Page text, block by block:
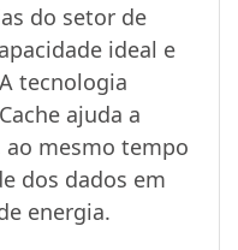
do setor de
ideal e
tecnologia
ajuda a
mesmo tempo
dos dados em
energia.